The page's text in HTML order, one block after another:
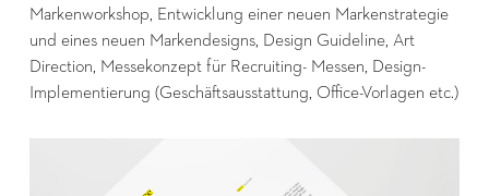
Markenworkshop, Entwicklung einer neuen Markenstrategie
und eines neuen Markendesigns, Design Guideline, Art
Direction, Messekonzept für Recruiting- Messen, Design-
Implementierung (Geschäftsausstattung, Office-Vorlagen etc.)